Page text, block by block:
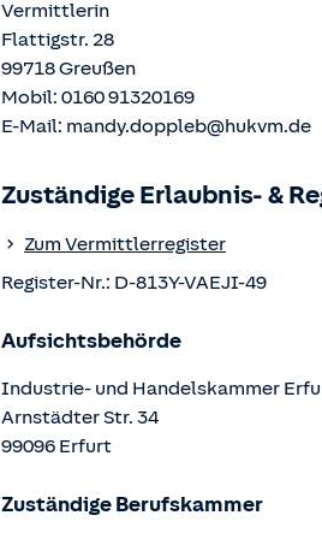
Vermittlerin
Flattigstr. 28
99718Greußen
Mobil: 0160 91320169
E-Mail: mandy.doppleb@hukvm.de
Zuständige Erlaubnis- &
Zum Vermittlerregister
Register-Nr.: D-813Y-VAEJI-49
Aufsichtsbehörde
Industrie- und Handelskammer
Arnstädter Str. 34
99096 Erfurt
Zuständige Berufskammer